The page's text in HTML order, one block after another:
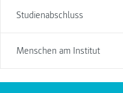
Studienabschluss
Menschen am Institut